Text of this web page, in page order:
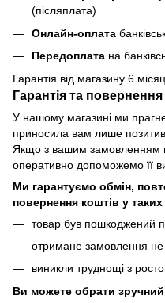
(післяплата)
Онлайн-оплата
Передоплата на
Гарантія від магазину 6
Гарантія та повернення
У нашому магазині ми
приносила вам лише
Якщо з вашим
оперативно допоможемо її
Ми гарантуємо обмін,
повернення коштів у
товар був пошкоджений
отримане замовлення не
виникли труднощі з
Ви можете обрати